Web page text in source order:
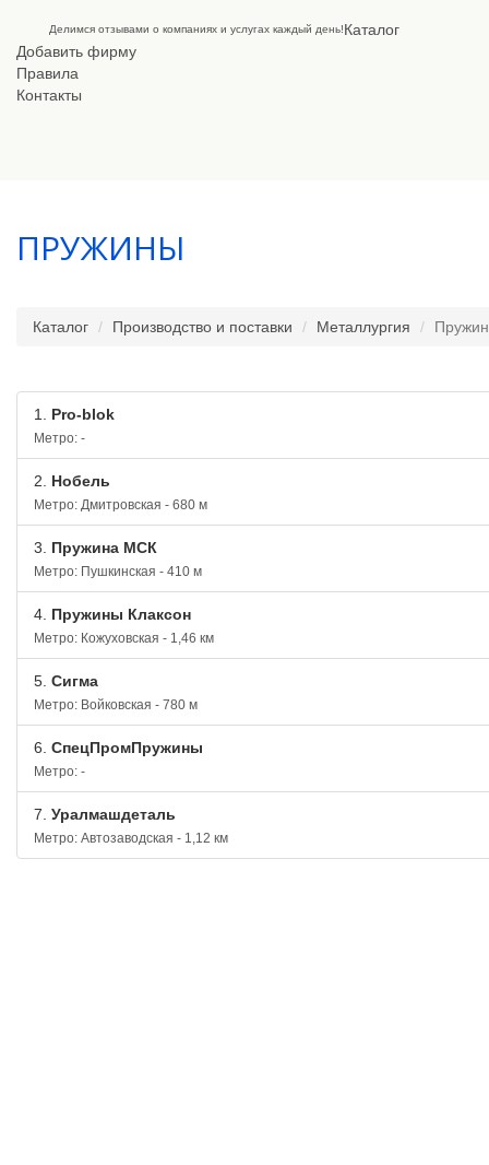
Делимся отзывами о компаниях и услугах каждый день!Каталог
Добавить фирму
Правила
Контакты
ПРУЖИНЫ
Каталог Производство и поставки Металлургия
1. Pro-blok
Метро: -
2. Нобель
Метро: Дмитровская - 680 м
3. Пружина МСК
Метро: Пушкинская - 410 м
4. Пружины Клаксон
Метро: Кожуховская - 1,46 км
5. Сигма
Метро: Войковская - 780 м
6. СпецПромПружины
Метро: -
7. Уралмашдеталь
Метро: Автозаводская - 1,12 км